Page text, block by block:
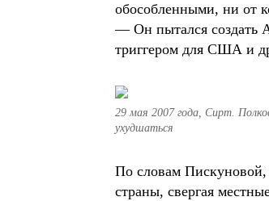
обособленными, ни от
— Он пытался создать
триггером для США и
29 мая 2007 года, Сирт.
ухудшаться
По словам
страны, свергая